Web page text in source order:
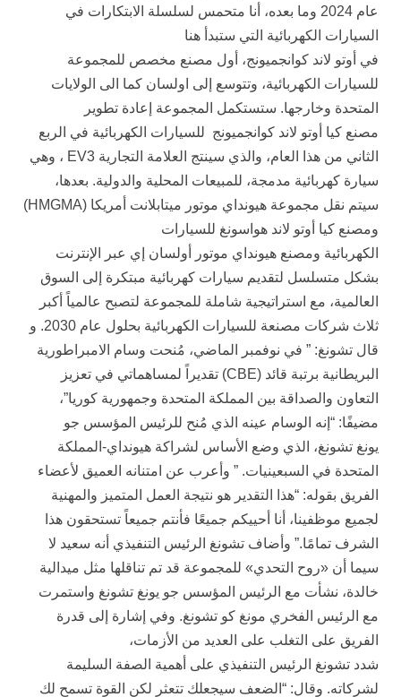
عام 2024 وما بعده، أنا متحمس لسلسلة الابتكارات في
السيارات الكهربائية التي ستبدأ هنا
في أوتو لاند كوانجميونج، أول مصنع مخصص للمجموعة
للسيارات الكهربائية، وتتوسع إلى اولسان كما الى الولايات
المتحدة وخارجها. ستستكمل المجموعة إعادة تطوير
مصنع كيا أوتو لاند كوانجميونج للسيارات الكهربائية في الربع
الثاني من هذا العام، والذي سينتج العلامة التجارية EV3 ، وهي
سيارة كهربائية مدمجة، للمبيعات المحلية والدولية. بعدها،
سيتم نقل مجموعة هيونداي موتور ميتابلانت أمريكا (HMGMA)
ومصنع كيا أوتو لاند هواسونغ للسيارات
الكهربائية ومصنع هيونداي موتور أولسان إي عبر الإنترنت
بشكل متسلسل لتقديم سيارات كهربائية مبتكرة إلى السوق
العالمية، مع استراتيجية شاملة للمجموعة لتصبح عالمياً أكبر
ثلاث شركات مصنعة للسيارات الكهربائية بحلول عام 2030. و
قال تشونغ: ” في نوفمبر الماضي، مُنحت وسام الامبراطورية
البريطانية برتبة قائد (CBE) تقديراً لمساهماتي في تعزيز
التعاون والصداقة بين المملكة المتحدة وجمهورية كوريا”،
مضيفًا: “إنه الوسام عينه الذي مُنح للرئيس المؤسس جو
يونغ تشونغ، الذي وضع الأساس لشراكة هيونداي-المملكة
المتحدة في السبعينيات. ” وأعرب عن امتنانه العميق لأعضاء
الفريق بقوله: “هذا التقدير هو نتيجة العمل المتميز والمهنية
لجميع موظفينا، أنا أحييكم جميعًا فأنتم جميعاً تستحقون هذا
الشرف تمامًا.” وأضاف تشونغ الرئيس التنفيذي أنه سعيد لا
سيما أن «روح التحدي» للمجموعة قد تم تناقلها مثل ميدالية
خالدة، نشأت مع الرئيس المؤسس جو يونغ تشونغ واستمرت
مع الرئيس الفخري مونغ كو تشونغ. وفي إشارة إلى قدرة
الفريق على التغلب على العديد من الأزمات،
شدد تشونغ الرئيس التنفيذي على أهمية الصفة السليمة
لشركاته. وقال: “الضعف سيجعلك تتعثر لكن القوة تسمح لك